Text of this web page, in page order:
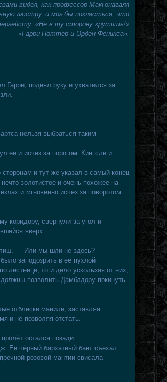
видел, как профессор МакГонагалл
люстру, и мог бы поклясться, что
«Не в ту сторону крутишь!»
«Гарри Поттер и Орден Феникса».
Гарри, поднял руку и ухватился за
нельзя выбраться таким
её и исчез за порогом. Кингсли и
и тут же указал в самый конец
золотистое и очень похожее на
и мгновенно исчез за поворотом.
коридору, свернули за угол и
вверх.
— Или мы шли не здесь?
заподозрить в её пухлой
лестнице, то и дело ускользая от них,
позволить Дамблдору покинуть
отблески манили, заставляя
и не позволяя отстать.
остался позади.
Её чёрный бархатный бант съехал
розовой мантии свисала